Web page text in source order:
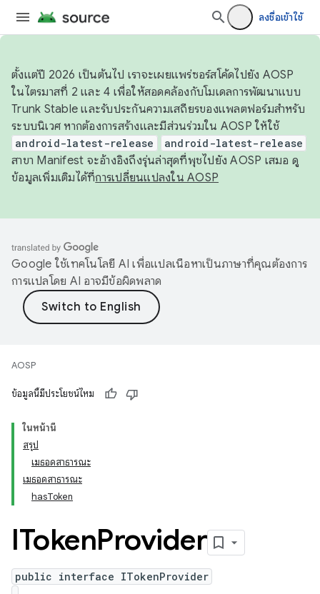
ลงชื่อเข้าใช้
ตั้งแต่ปี 2026 เป็นต้นไป เราจะเผยแพร่ซอร์สโค้ดไปยัง AOSP
ในไตรมาสที่ 2 และ 4 เพื่อให้สอดคล้องกับโมเดลการพัฒนาแบบ
Trunk Stable และรับประกันความเสถียรของแพลตฟอร์มสำหรับ
ระบบนิเวศ หากต้องการสร้างและมีส่วนร่วมใน AOSP ให้ใช้
android-latest-release android-latest-release
สาขา Manifest จะอ้างอิงถึงรุ่นล่าสุดที่พุชไปยัง AOSP เสมอ ดู
ข้อมูลเพิ่มเติมได้ที่การเปลี่ยนแปลงใน AOSP
Google ใช้เทคโนโลยี AI เพื่อแปลเนื้อหาเป็นภาษาที่คุณต้องการ
การแปลโดย AI อาจมีข้อผิดพลาด
AOSP
ข้อมูลนี้มีประโยชน์ไหม
ในหน้านี้
สรุป
เมธอดสาธารณะ
เมธอดสาธารณะ
hasToken
ITokenProvider
public interface ITokenProvider